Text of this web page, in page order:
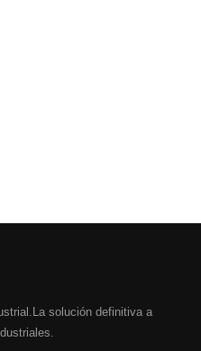
solución definitiva a